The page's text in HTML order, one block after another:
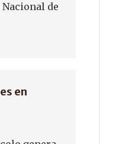
de
en